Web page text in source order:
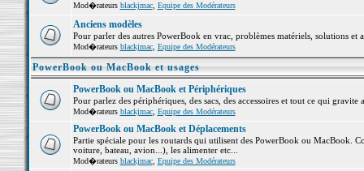
Mod�rateurs blackjmac, Equipe des Modérateurs
Anciens modèles
Pour parler des autres PowerBook en vrac, problèmes matériels, solutions et
Mod�rateurs blackjmac, Equipe des Modérateurs
PowerBook ou MacBook et usages
PowerBook ou MacBook et Périphériques
Pour parlez des périphériques, des sacs, des accessoires et tout ce qui
Mod�rateurs blackjmac, Equipe des Modérateurs
PowerBook ou MacBook et Déplacements
Partie spéciale pour les routards qui utilisent des PowerBook ou MacBook.
voiture, bateau, avion...), les alimenter etc...
Mod�rateurs blackjmac, Equipe des Modérateurs